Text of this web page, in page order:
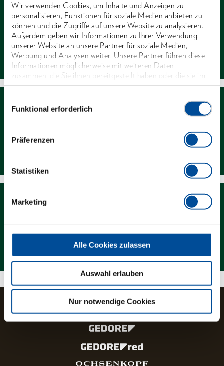
Wir verwenden Cookies, um Inhalte und Anzeigen zu
personalisieren, Funktionen für soziale Medien anbieten zu
können und die Zugriffe auf unsere Website zu analysieren.
Außerdem geben wir Informationen zu Ihrer Verwendung
unserer Website an unsere Partner für soziale Medien,
Werbung und Analysen weiter. Unsere Partner führen diese
Informationen möglicherweise mit weiteren Daten
zusammen, die Sie ihnen bereitgestellt haben oder die sie im
Rahmen Ihrer Nutzung der Dienste gesammelt haben. Unsere
Funktional erforderlich
Präferenzen
Statistiken
Marketing
Alle Cookies zulassen
Auswahl erlauben
Nur notwendige Cookies
Händlersuche
Magazin
Die Marken und Produktlinien der GEDORE Gruppe